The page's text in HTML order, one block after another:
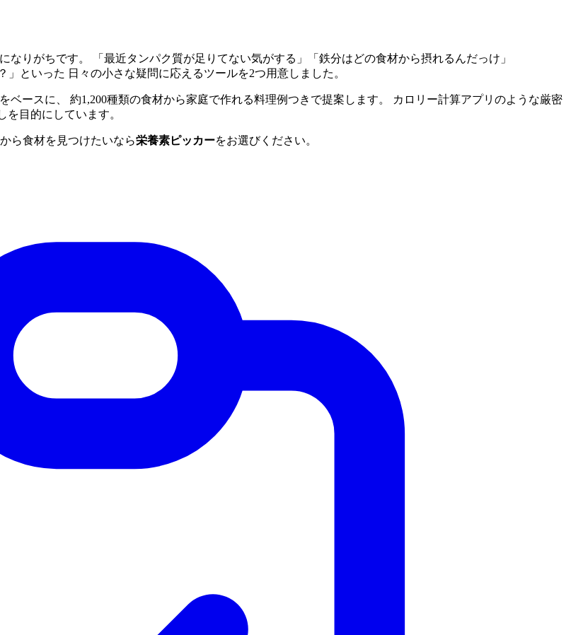
りがちです。 「最近タンパク質が足りてない気がする」「鉄分はどの食材から摂れるんだっけ」
といった 日々の小さな疑問に応えるツールを2つ用意しました。
ベースに、 約1,200種類の食材から家庭で作れる料理例つきで提案します。 カロリー計算アプリのような厳密
を目的にしています。
ら食材を見つけたいなら栄養素ピッカーをお選びください。